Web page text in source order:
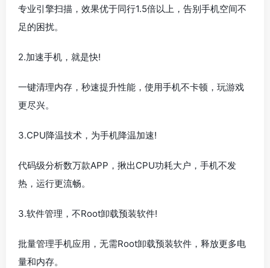
专业引擎扫描，效果优于同行1.5倍以上，告别手机空间不
足的困扰。
2.加速手机，就是快!
一键清理内存，秒速提升性能，使用手机不卡顿，玩游戏
更尽兴。
3.CPU降温技术，为手机降温加速!
代码级分析数万款APP，揪出CPU功耗大户，手机不发
热，运行更流畅。
3.软件管理，不Root卸载预装软件!
批量管理手机应用，无需Root卸载预装软件，释放更多电
量和内存。